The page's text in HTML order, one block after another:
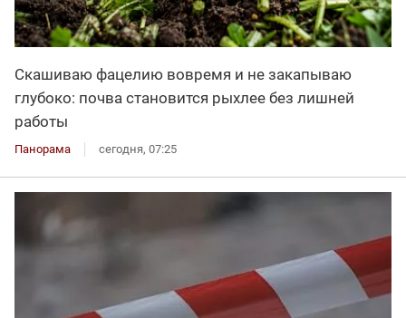
Скашиваю фацелию вовремя и не закапываю
глубоко: почва становится рыхлее без лишней
работы
Панорама сегодня, 07:25